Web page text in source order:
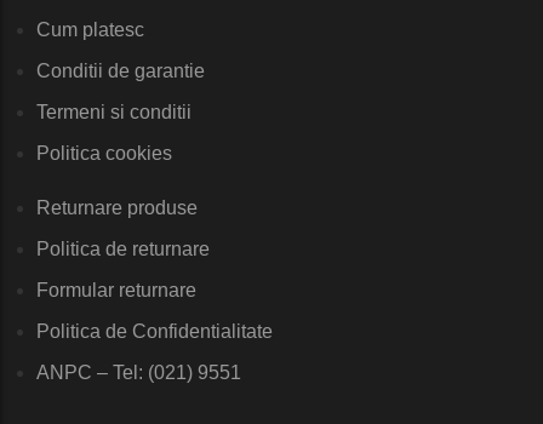
Cum platesc
Conditii de garantie
Termeni si conditii
Politica cookies
Returnare produse
Politica de returnare
Formular returnare
Politica de Confidentialitate
ANPC – Tel: (021) 9551